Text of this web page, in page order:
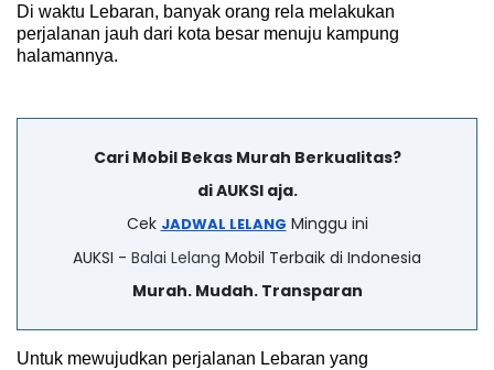
Di waktu Lebaran, banyak orang rela melakukan
perjalanan jauh dari kota besar menuju kampung
halamannya.
Cari Mobil Bekas Murah Berkualitas?
di AUKSI aja.
Cek JADWAL LELANG Minggu ini
AUKSI - Balai Lelang Mobil Terbaik di Indonesia
Murah. Mudah. Transparan
Untuk mewujudkan perjalanan Lebaran yang